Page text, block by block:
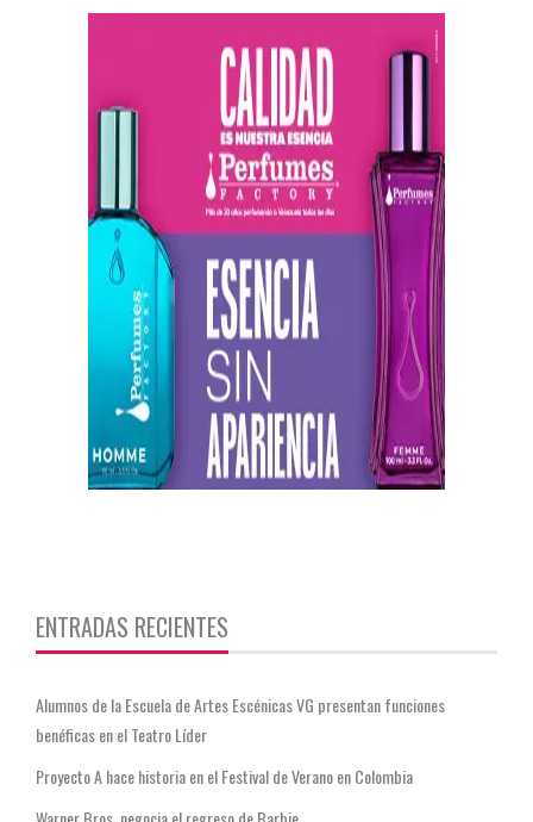
ENTRADAS RECIENTES
Alumnos de la Escuela de Artes Escénicas VG presentan funciones
benéficas en el Teatro Líder
Proyecto A hace historia en el Festival de Verano en Colombia